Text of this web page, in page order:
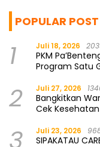
POPULAR POST
1 Juli 18, 2026
PKM
Program Satu
2 Juli 27, 2026
Bangkitkan
Cek
Juli 23, 2026
SIPAKATAU